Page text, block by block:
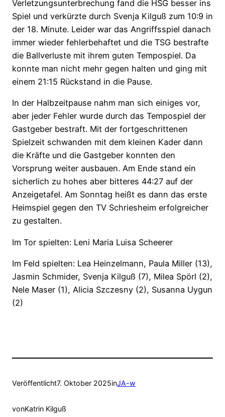
Verletzungsunterbrechung fand die HSG besser ins
Spiel und verkürzte durch Svenja Kilguß zum 10:9 in
der 18. Minute. Leider war das Angriffsspiel danach
immer wieder fehlerbehaftet und die TSG bestrafte
die Ballverluste mit ihrem guten Tempospiel. Da
konnte man nicht mehr gegen halten und ging mit
einem 21:15 Rückstand in die Pause.
In der Halbzeitpause nahm man sich einiges vor,
aber jeder Fehler wurde durch das Tempospiel der
Gastgeber bestraft. Mit der fortgeschrittenen
Spielzeit schwanden mit dem kleinen Kader dann
die Kräfte und die Gastgeber konnten den
Vorsprung weiter ausbauen. Am Ende stand ein
sicherlich zu hohes aber bitteres 44:27 auf der
Anzeigetafel. Am Sonntag heißt es dann das erste
Heimspiel gegen den TV Schriesheim erfolgreicher
zu gestalten.
Im Tor spielten: Leni Maria Luisa Scheerer
Im Feld spielten: Lea Heinzelmann, Paula Miller (13),
Jasmin Schmider, Svenja Kilguß (7), Milea Spörl (2),
Nele Maser (1), Alicia Szczesny (2), Susanna Uygun
(2)
Veröffentlicht7. Oktober 2025inJA-w
vonKatrin Kilguß